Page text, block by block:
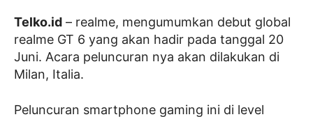
Telko.id – realme, mengumumkan debut global
realme GT 6 yang akan hadir pada tanggal 20
Juni. Acara peluncuran nya akan dilakukan di
Milan, Italia.
Peluncuran smartphone gaming ini di level